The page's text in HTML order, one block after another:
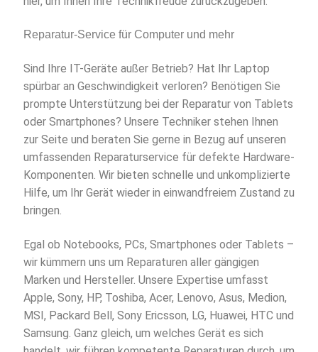
Reparatur-Service für Computer und mehr
Sind Ihre IT-Geräte außer Betrieb? Hat Ihr Laptop
spürbar an Geschwindigkeit verloren? Benötigen Sie
prompte Unterstützung bei der Reparatur von Tablets
oder Smartphones? Unsere Techniker stehen Ihnen
zur Seite und beraten Sie gerne in Bezug auf unseren
umfassenden Reparaturservice für defekte Hardware-
Komponenten. Wir bieten schnelle und unkomplizierte
Hilfe, um Ihr Gerät wieder in einwandfreiem Zustand zu
bringen.
Egal ob Notebooks, PCs, Smartphones oder Tablets –
wir kümmern uns um Reparaturen aller gängigen
Marken und Hersteller. Unsere Expertise umfasst
Apple, Sony, HP, Toshiba, Acer, Lenovo, Asus, Medion,
MSI, Packard Bell, Sony Ericsson, LG, Huawei, HTC und
Samsung. Ganz gleich, um welches Gerät es sich